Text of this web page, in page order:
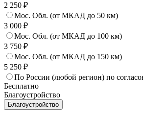
2 250 ₽
Мос. Обл. (от МКАД до 50 км)
3 000 ₽
Мос. Обл. (от МКАД до 100 км)
3 750 ₽
Мос. Обл. (от МКАД до 150 км)
5 250 ₽
По России (любой регион) по
Бесплатно
Благоустройство
Благоустройство